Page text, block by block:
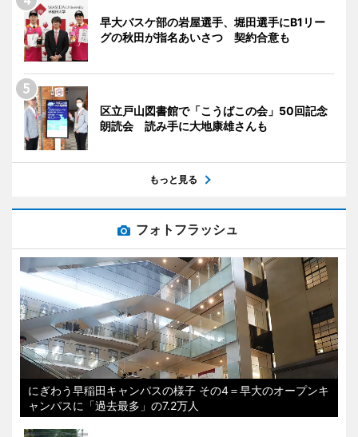
早大バスケ部の岩屋選手、堀田選手にB1リー
グの秋田が指名あいさつ 契約合意も
区立戸山図書館で「こうばこの会」50回記念
朗読会 読み手に大地康雄さんも
もっと見る
フォトフラッシュ
にぎわう早稲田キャンパスの様子 その4＝早大のオープンキ
ャンパスに「過去最多」の7.2万人